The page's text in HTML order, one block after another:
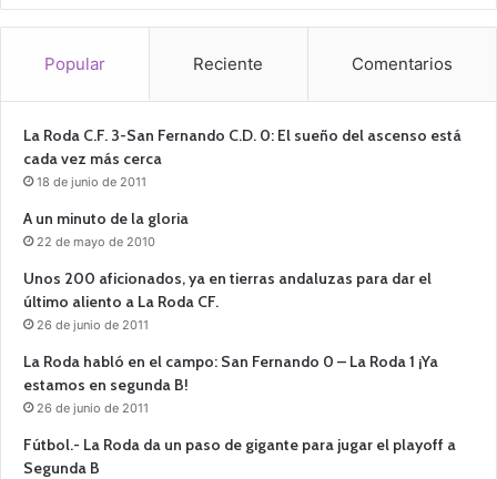
Popular Reciente Comentarios
La Roda C.F. 3-San Fernando C.D. 0: El sueño del ascenso está
cada vez más cerca
18 de junio de 2011
A un minuto de la gloria
22 de mayo de 2010
Unos 200 aficionados, ya en tierras andaluzas para dar el
último aliento a La Roda CF.
26 de junio de 2011
La Roda habló en el campo: San Fernando 0 – La Roda 1 ¡Ya
estamos en segunda B!
26 de junio de 2011
Fútbol.- La Roda da un paso de gigante para jugar el playoff a
Segunda B